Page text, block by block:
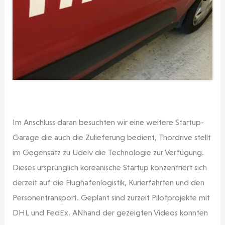
Im Anschluss daran besuchten wir eine weitere Startup-
Garage die auch die Zulieferung bedient, Thordrive stellt
im Gegensatz zu Udelv die Technologie zur Verfügung.
Dieses ursprünglich koreanische Startup konzentriert sich
derzeit auf die Flughafenlogistik, Kurierfahrten und den
Personentransport. Geplant sind zurzeit Pilotprojekte mit
DHL und FedEx. ANhand der gezeigten Videos konnten